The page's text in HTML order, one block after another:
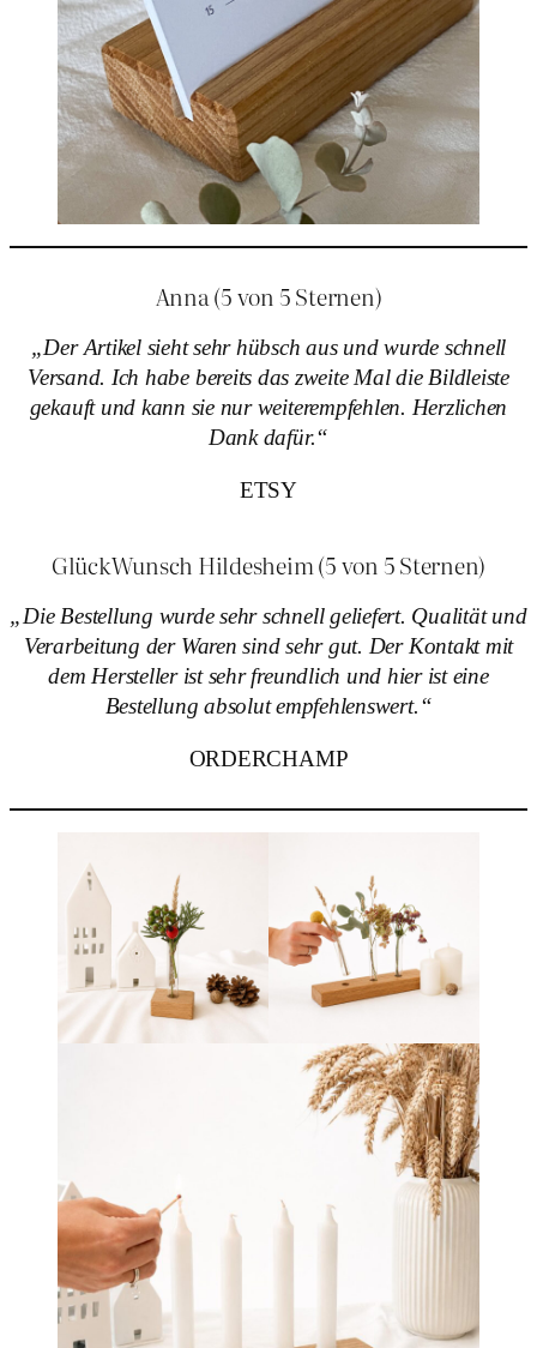
Anna (5 von 5 Sternen)
„Der Artikel sieht sehr hübsch aus und wurde schnell
Versand. Ich habe bereits das zweite Mal die Bildleiste
gekauft und kann sie nur weiterempfehlen. Herzlichen
Dank dafür.“
ETSY
GlückWunsch Hildesheim (5 von 5 Sternen)
„Die Bestellung wurde sehr schnell geliefert. Qualität und
Verarbeitung der Waren sind sehr gut. Der Kontakt mit
dem Hersteller ist sehr freundlich und hier ist eine
Bestellung absolut empfehlenswert.“
ORDERCHAMP